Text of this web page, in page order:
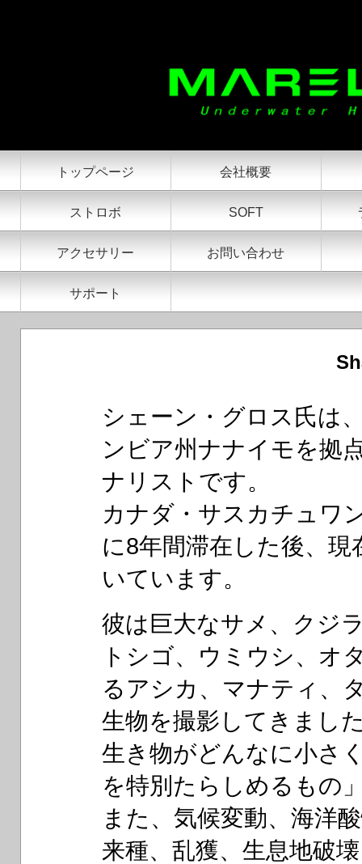
トップページ 会社概要
ストロボ SOFT
アクセサリー お問い合わせ
サポート
シェーン・グロス氏は
ンビア州ナナイモを拠
ナリストです。
カナダ・サスカチュワ
に8年間滞在した後、
いています。
彼は巨大なサメ、クジ
トシゴ、ウミウシ、オ
るアシカ、マナティ、
生物を撮影してきまし
生き物がどんなに小さ
を特別たらしめるもの
また、気候変動、海洋
来種、乱獲、生息地破